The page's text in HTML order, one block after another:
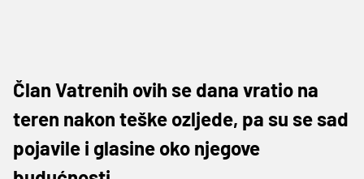
Član Vatrenih ovih se dana vratio na
teren nakon teške ozljede, pa su se sad
pojavile i glasine oko njegove